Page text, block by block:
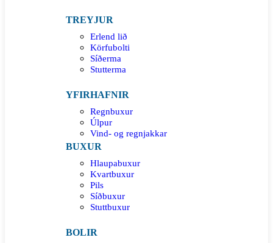
TREYJUR
Erlend lið
Körfubolti
Síðerma
Stutterma
YFIRHAFNIR
Regnbuxur
Úlpur
Vind- og regnjakkar
BUXUR
Hlaupabuxur
Kvartbuxur
Pils
Síðbuxur
Stuttbuxur
BOLIR